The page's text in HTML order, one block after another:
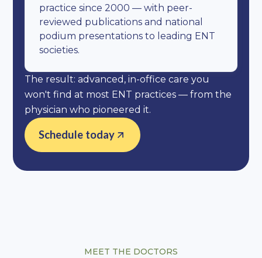
practice since 2000 — with peer-
reviewed publications and national
podium presentations to leading ENT
societies.
The result: advanced, in-office care you
won't find at most ENT practices — from the
physician who pioneered it.
Schedule today
MEET THE DOCTORS